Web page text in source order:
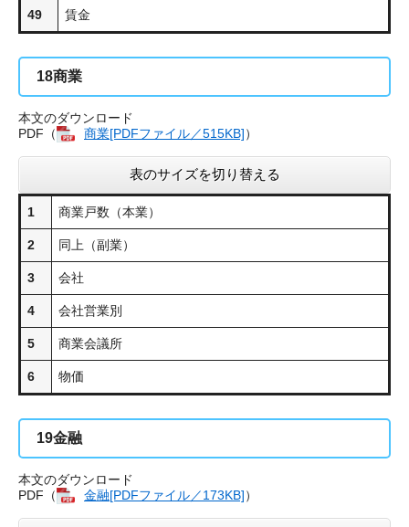
49 賃金
18商業
本文のダウンロード
PDF（
商業[PDFファイル／515KB]）
表のサイズを切り替える
1 商業戸数（本業）
2 同上（副業）
3 会社
4 会社営業別
5 商業会議所
6 物価
19金融
本文のダウンロード
PDF（
金融[PDFファイル／173KB]）